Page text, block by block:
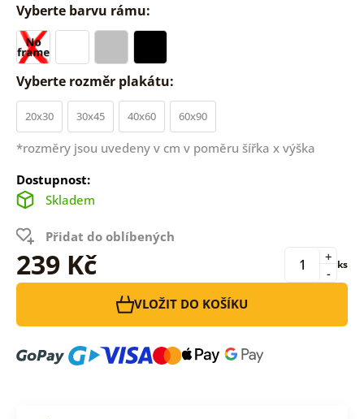
Vyberte barvu rámu:
Vyberte rozměr plakátu:
20x30 30x45 40x60 60x90
*rozměry jsou uvedeny v cm v poměru šířka x výška
Dostupnost:
Skladem
Přidat do oblíbených
239 Kč -
+ ks
VLOŽIT DO KOŠÍKU